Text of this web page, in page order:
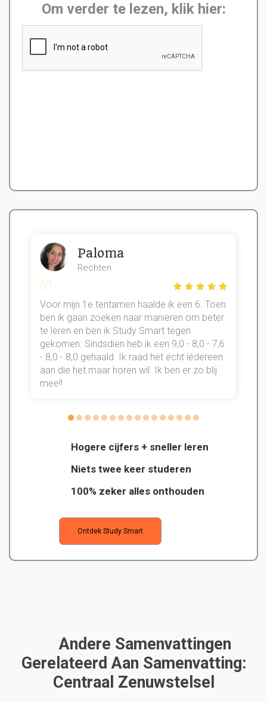
Om verder te lezen, klik hier:
Hogere cijfers + sneller leren
Niets twee keer studeren
100% zeker alles onthouden
Ontdek Study Smart
Paloma
Rechten
Voor mijn 1e tentamen haalde ik een 6. Toen
ben ik gaan zoeken naar manieren om beter
te leren en ben ik Study Smart tegen
gekomen. Sindsdien heb ik een 9,0 - 8,0 - 7,6
- 8,0 - 8,0 gehaald. Ik raad het echt íédereen
aan die het maar horen wil. Ik ben er zo blij
mee!!
Andere Samenvattingen
Gerelateerd Aan Samenvatting:
Centraal Zenuwstelsel